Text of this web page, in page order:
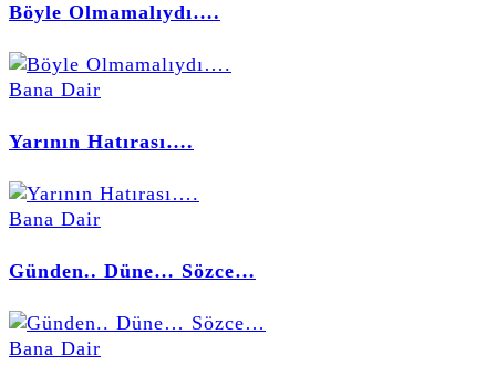
Böyle Olmamalıydı….
Bana Dair
Yarının Hatırası….
Bana Dair
Günden.. Düne… Sözce…
Bana Dair